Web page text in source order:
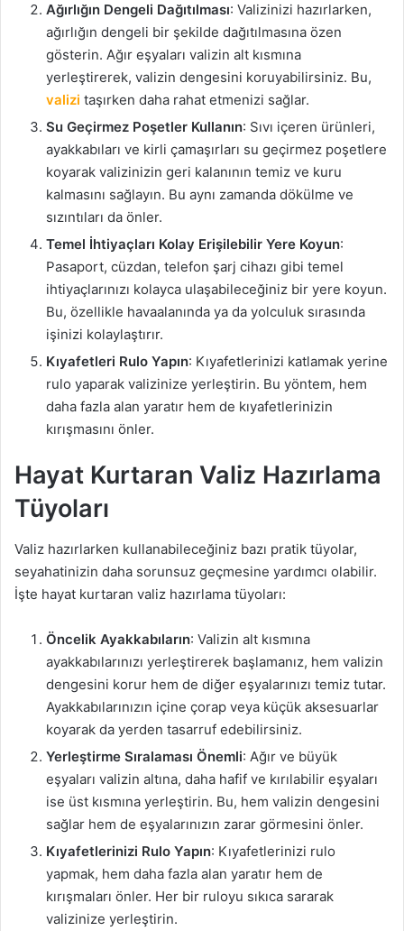
Ağırlığın Dengeli Dağıtılması: Valizinizi hazırlarken,
ağırlığın dengeli bir şekilde dağıtılmasına özen
gösterin. Ağır eşyaları valizin alt kısmına
yerleştirerek, valizin dengesini koruyabilirsiniz. Bu,
valizi taşırken daha rahat etmenizi sağlar.
Su Geçirmez Poşetler Kullanın: Sıvı içeren ürünleri,
ayakkabıları ve kirli çamaşırları su geçirmez poşetlere
koyarak valizinizin geri kalanının temiz ve kuru
kalmasını sağlayın. Bu aynı zamanda dökülme ve
sızıntıları da önler.
Temel İhtiyaçları Kolay Erişilebilir Yere Koyun:
Pasaport, cüzdan, telefon şarj cihazı gibi temel
ihtiyaçlarınızı kolayca ulaşabileceğiniz bir yere koyun.
Bu, özellikle havaalanında ya da yolculuk sırasında
işinizi kolaylaştırır.
Kıyafetleri Rulo Yapın: Kıyafetlerinizi katlamak yerine
rulo yaparak valizinize yerleştirin. Bu yöntem, hem
daha fazla alan yaratır hem de kıyafetlerinizin
kırışmasını önler.
Hayat Kurtaran Valiz Hazırlama
Tüyoları
Valiz hazırlarken kullanabileceğiniz bazı pratik tüyolar,
seyahatinizin daha sorunsuz geçmesine yardımcı olabilir.
İşte hayat kurtaran valiz hazırlama tüyoları:
Öncelik Ayakkabıların: Valizin alt kısmına
ayakkabılarınızı yerleştirerek başlamanız, hem valizin
dengesini korur hem de diğer eşyalarınızı temiz tutar.
Ayakkabılarınızın içine çorap veya küçük aksesuarlar
koyarak da yerden tasarruf edebilirsiniz.
Yerleştirme Sıralaması Önemli: Ağır ve büyük
eşyaları valizin altına, daha hafif ve kırılabilir eşyaları
ise üst kısmına yerleştirin. Bu, hem valizin dengesini
sağlar hem de eşyalarınızın zarar görmesini önler.
Kıyafetlerinizi Rulo Yapın: Kıyafetlerinizi rulo
yapmak, hem daha fazla alan yaratır hem de
kırışmaları önler. Her bir ruloyu sıkıca sararak
valizinize yerleştirin.